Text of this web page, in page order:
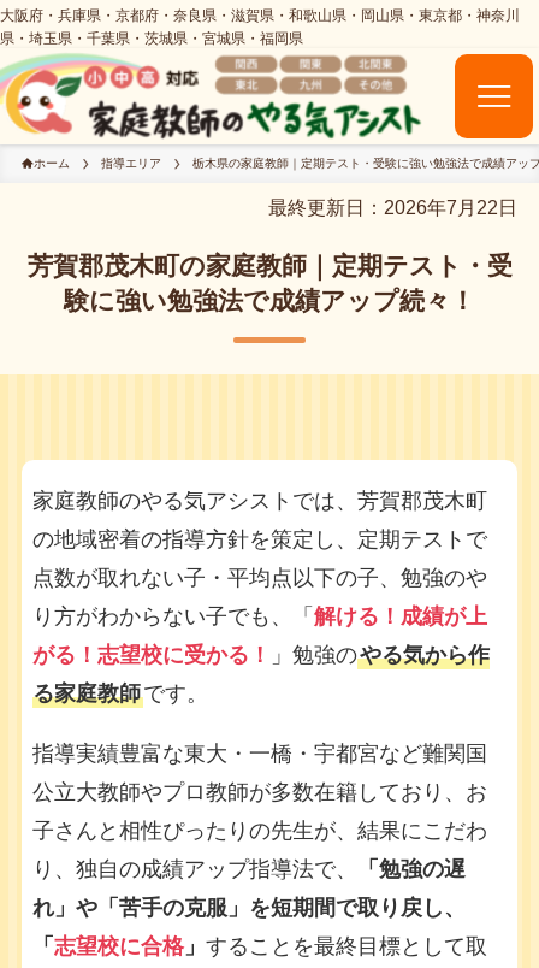
ホーム 指導エリア 栃木県の家庭教師｜定期テスト・受験に強い勉強法で成績アッ
最終更新日：2026年7月22日
芳賀郡茂木町の家庭教師｜定期テスト・受
験に強い勉強法で成績アップ続々！
家庭教師のやる気アシストでは、芳賀郡茂木町
の地域密着の指導方針を策定し、定期テストで
点数が取れない子・平均点以下の子、勉強のや
り方がわからない子でも、「 解ける！成績が上
がる！志望校に受かる！
」勉強のやる気から作
る家庭教師です。
指導実績豊富な東大・一橋・宇都宮など難関国
公立大教師やプロ教師が多数在籍しており、お
子さんと相性ぴったりの先生が、結果にこだわ
り、独自の成績アップ指導法で、
「勉強の遅
れ」や「苦手の克服」を短期間で取り戻し、
「 志望校に合格」 することを最終目標として取